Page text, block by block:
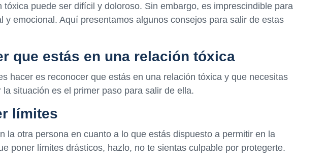
tóxica puede ser difícil y doloroso. Sin embargo, es imprescindible para
y emocional. Aquí presentamos algunos consejos para salir de estas
que estás en una relación tóxica
hacer es reconocer que estás en una relación tóxica y que necesitas
la situación es el primer paso para salir de ella.
límites
la otra persona en cuanto a lo que estás dispuesto a permitir en la
poner límites drásticos, hazlo, no te sientas culpable por protegerte.